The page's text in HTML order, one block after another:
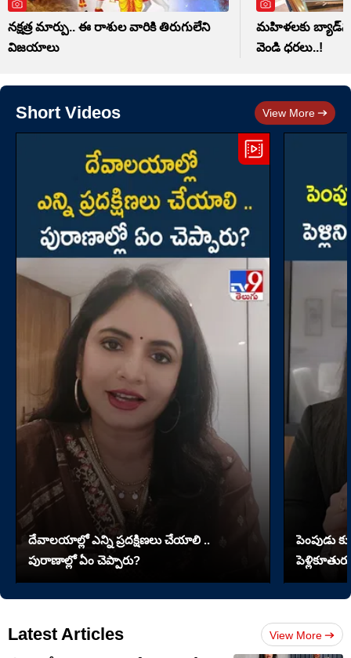
నక్షత్ర మార్పు.. ఈ రాశుల వారికి తిరుగులేని
విజయాలు
మహిళలకు
వెండి ధరలు..!
Short Videos View More
దేవాలయాల్లో ఎన్ని ప్రదక్షిణలు చేయాలి ..
పురాణాల్లో ఏం చెప్పారు?
పెంపుడు
పెళ్లికూతురు
Latest Articles View More